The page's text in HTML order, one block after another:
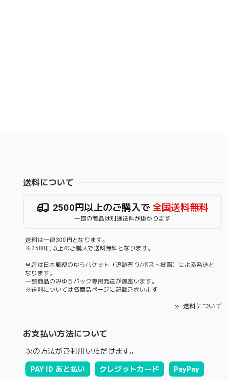
送料について
2500円以上のご購入で 全国送料無料
一部の商品は別途送料が掛かります
送料は一律300円となります。
※2500円以上のご購入で送料無料となります。
当店は日本郵便のゆうパケット（追跡有り/ポスト投函）による発送と
なります。
一部商品のみゆうパック専用発送が御座います。
※送料については各商品ページに記載ございます
送料について
お支払い方法について
次の方法がご利用いただけます。
PAY ID あと払い クレジットカード PayPay